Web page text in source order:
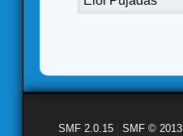
SMF 2.0.15 SMF © 2013